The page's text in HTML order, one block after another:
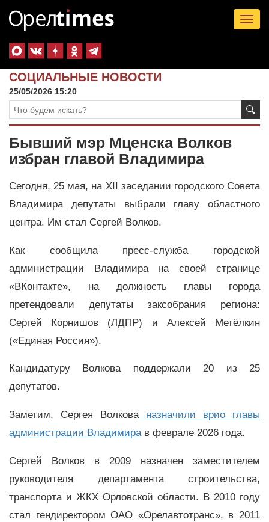
СОЦИАЛЬНЫЕ НОВОСТИ
25/05/2026 15:20
Бывший мэр Мценска Волков
избран главой Владимира
Сегодня, 25 мая, на XII заседании городского Совета
Владимира депутаты выбрали главу областного
центра. Им стал Сергей Волков.
Как сообщила пресс-служба городской
администрации Владимира на своей странице
«ВКонтакте», на должность главы города
претендовали депутаты заксобрания региона:
Сергей Корнишов (ЛДПР) и Алексей Метёлкин
(«Единая Россия»).
Кандидатуру Волкова поддержали 20 из 25
депутатов.
Заметим, Сергея Волкованазначили врио главы
администрации Владимирав феврале 2026 года.
Сергей Волков в 2009 назначен заместителем
руководителя департамента строительства,
транспорта и ЖКХ Орловской области. В 2010 году
стал гендиректором ОАО «Орелавтотранс», в 2011